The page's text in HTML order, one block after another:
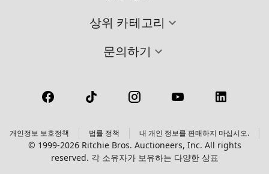
상위 카테고리
문의하기
개인정보 보호정책 법률 정책 내 개인 정보를 판매하지 마십시오.
© 1999-2026 Ritchie Bros. Auctioneers, Inc. All rights
reserved. 각 소유자가 보유하는 다양한 상표